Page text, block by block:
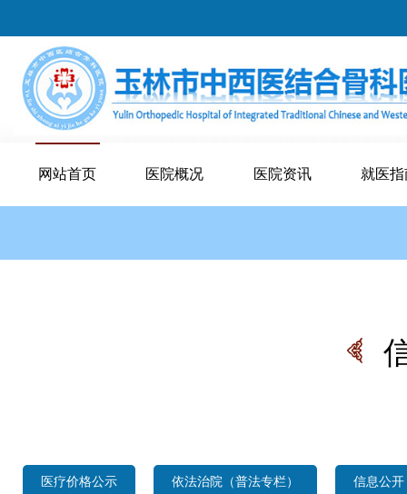
网站首页 医院概况 医院资讯 就医
医疗价格公示 依法治院（普法专栏） 信息公开